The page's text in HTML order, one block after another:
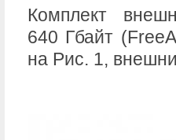
Комплект
640 Гбайт
на Рис. 1,